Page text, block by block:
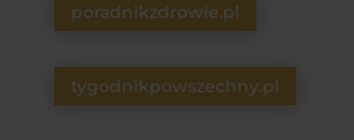
poradnikzdrowie.pl
tygodnikpowszechny.pl